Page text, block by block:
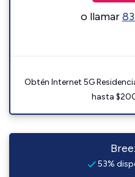
o llamar
Obtén Internet 5G
hasta
53%